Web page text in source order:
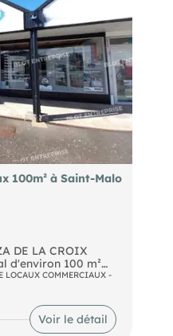
100m² à Saint-Malo
DE LA CROIX
d'environ 100 m²
de 5 mètres.
Idéalement
en commun. Les
naturels, miniers, ou
LOCAUX COMMERCIAUX -
Voir le détail